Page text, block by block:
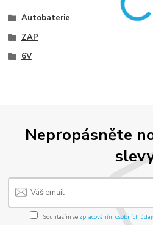
Autobaterie
ZAP
6V
Nepropásněte
Souhlasím se zpracováním osobních